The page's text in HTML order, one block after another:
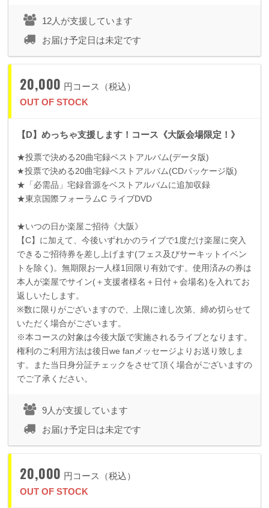
12人が支援しています
お届け予定日は未定です
20,000 円コース（税込）
OUT OF STOCK
【D】めっちゃ支援します！コース《大阪会場限定！》
★投票で決める20曲宅録ベストアルバム(データ版)
★投票で決める20曲宅録ベストアルバム(CDパッケージ版)
★「必需品」宅録音源をベストアルバムに追加収録
★東京国際フォーラムC ライブDVD
★いつの日か楽屋ご招待《大阪》
【C】に加えて、今後いずれかのライブで1 度だけ楽屋に突入
できるご招待券を差し上げます(フェス及びサーキットイベン
トを除く )。無期限お一人様1 回限り有効です。使用済みの券は
本人が楽屋でサイン(＋支援者様名＋日付＋会場名)を入れてお
返しいたします。
※数に限りがございますので、上限に達し次第、締め切らせて
いただく場合がございます。
※本コースの対象は今後大阪で実施されるライブとなります。
権利のご利用方法は後日we fanメッセージよりお送り致しま
す。また当日身分証チェックをさせて頂く場合がございますの
でご了承ください。
9人が支援しています
お届け予定日は未定です
20,000 円コース（税込）
OUT OF STOCK